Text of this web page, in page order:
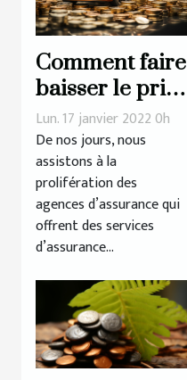
Comment faire
baisser le prix
de son
assurance auto
?
Lun. 17 janvier 2022 0h
De nos jours, nous
assistons à la
prolifération des
agences d’assurance qui
offrent des services
d’assurance...